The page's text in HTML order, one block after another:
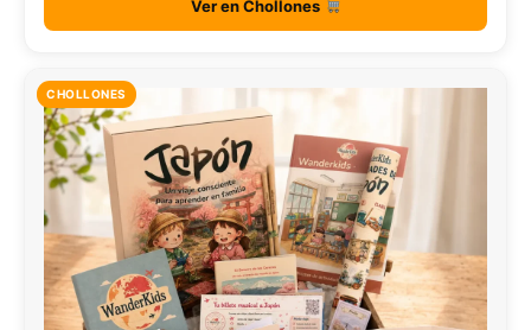
Ver en Chollones
CHOLLONES